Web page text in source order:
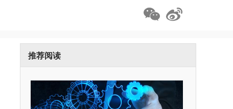
推荐阅读